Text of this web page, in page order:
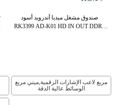
1000M Ethernet HD Media Player Box
4k Advertising Machine Player
مربع لاعب الإشارات الرقمية,ميني مربع
الوسائط عالية الدقة